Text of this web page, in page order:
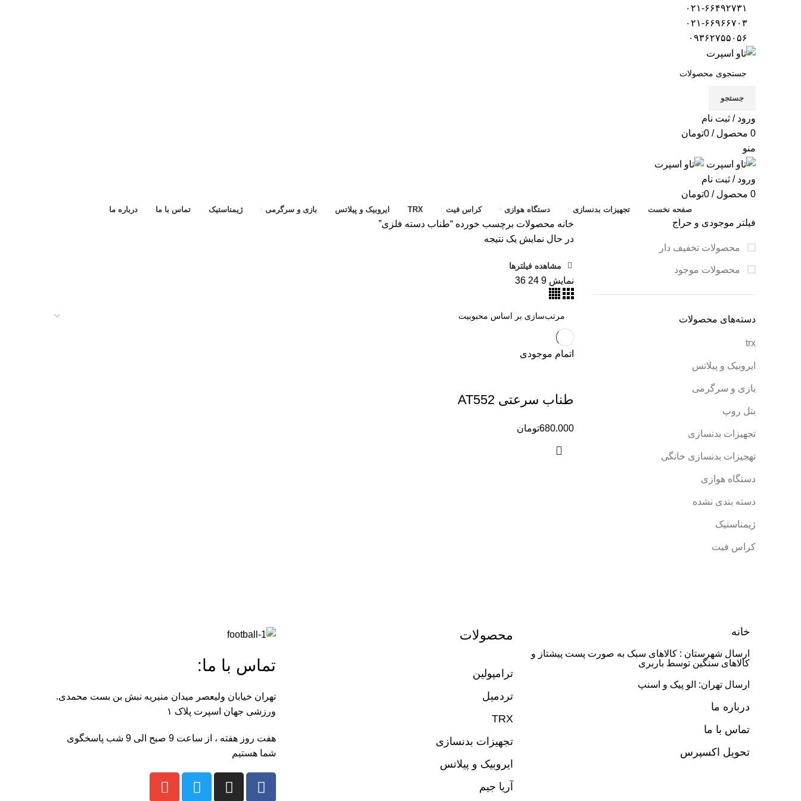
جستجو
ورود / ثبت نام
0 محصول / تومان0
منو
ورود / ثبت نام
0 محصول / تومان0
صفحه نخست تجهیزات بدنسازی دستگاه هوازی کراس فیت TRX ایروبیک و پیلاتس بازی و سرگرمی ژیمناستیک تماس با ما درباره ما
فیلتر موجودی و حراج
محصولات تخفیف دار
محصولات موجود
دسته‌های محصولات
trx
ایروبیک و پیلاتس
بازی و سرگرمی
بتل روپ
تجهیزات بدنسازی
تهجیزات بدنسازی خانگی
دستگاه هوازی
دسته بندی نشده
ژیمناستیک
کراس فیت
خانه محصولات برچسب خورده “طناب دسته فلزی”
در حال نمایش یک نتیجه
مشاهده فیلترها
نمایش9
24
36
اتمام موجودی
طناب سرعتی AT552
تومان680.000
خانه
ارسال شهرستان : کالاهای سبک به صورت پست پیشتاز و
کالاهای سنگین توسط باربری
ارسال تهران: الو پیک و اسنپ
درباره ما
تماس با ما
تحویل اکسپرس
محصولات
ترامپولین
تردمیل
TRX
تجهیزات بدنسازی
ایروبیک و پیلاتس
آریا جیم
تماس با ما:
تهران خیابان ولیعصر میدان منیریه نبش بن بست محمدی.
ورزشی جهان اسپرت پلاک ۱
هفت روز هفته ، از ساعت 9 صبح الی 9 شب پاسخگوی
شما هستیم